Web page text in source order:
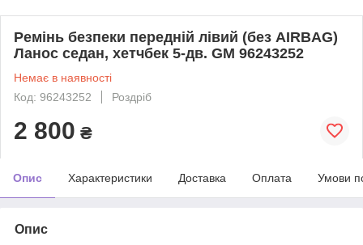
Ремінь безпеки передній лівий (без AIRBAG)
Ланос седан, хетчбек 5-дв. GM 96243252
Немає в наявності
Код: 96243252
Роздріб
2 800 ₴
Опис Характеристики Доставка Оплата Умови
Опис